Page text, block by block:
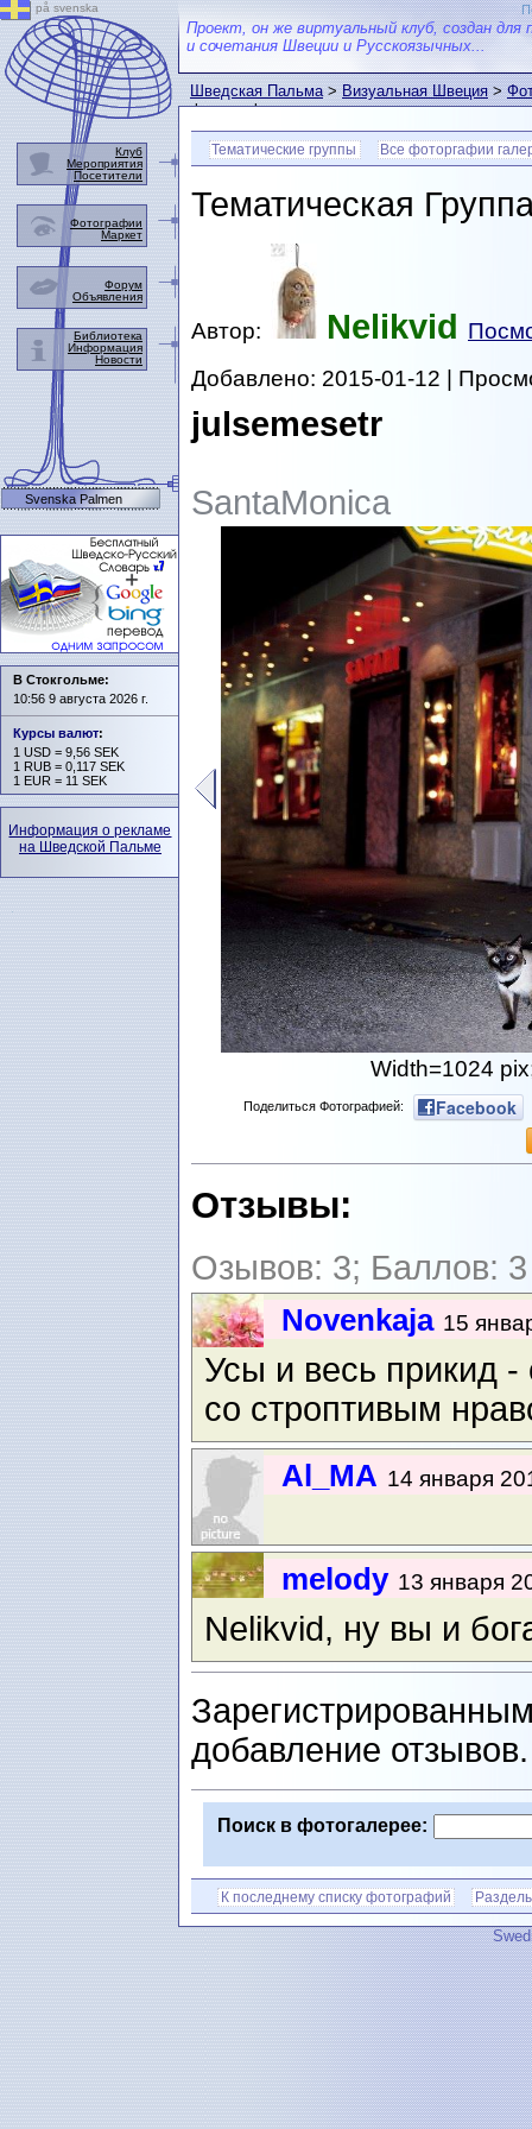
Проект, он же виртуальный клуб, создан для
и сочетания Швеции и Русскоязычных...
Шведская Пальма>Визуальная Швеция>
фотографии
Тематические группы Все фоторгафии
Тематическая
Автор: Nelikvid
Добавлено: 2015-01-12 |
julsemesetr
SantaMonica
Width=1024
Поделиться Фотографией: Facebook
Отзывы:
Озывов: 3; Баллов: 3
Novenkaja 15
Усы и весь прикид -
со строптивым
Al_MA 14 января
melody 13 января
Nelikvid, ну вы и
добавление
Поиск в фотогалерее:
К последнему списку фотографий
på svenska
Клуб
Мероприятия
Посетители
Фотографии
Маркет
Форум
Объявления
Библиотека
Информация
Новости
Svenska Palmen
В Стокгольме:
10:56 9 августа 2026 г.
Курсы валют:
1 USD = 9,56 SEK
1 RUB = 0,117 SEK
1 EUR = 11 SEK
Информация о рекламе
на Шведской Пальме